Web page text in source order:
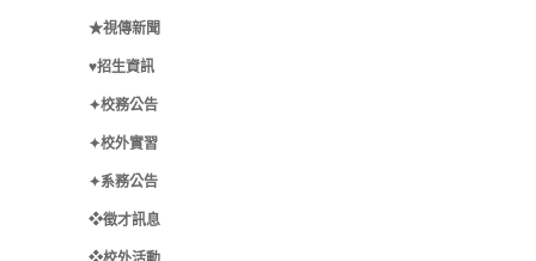
★視傳新聞
♥招生資訊
✦校務公告
✦校外實習
✦系務公告
❖徵才訊息